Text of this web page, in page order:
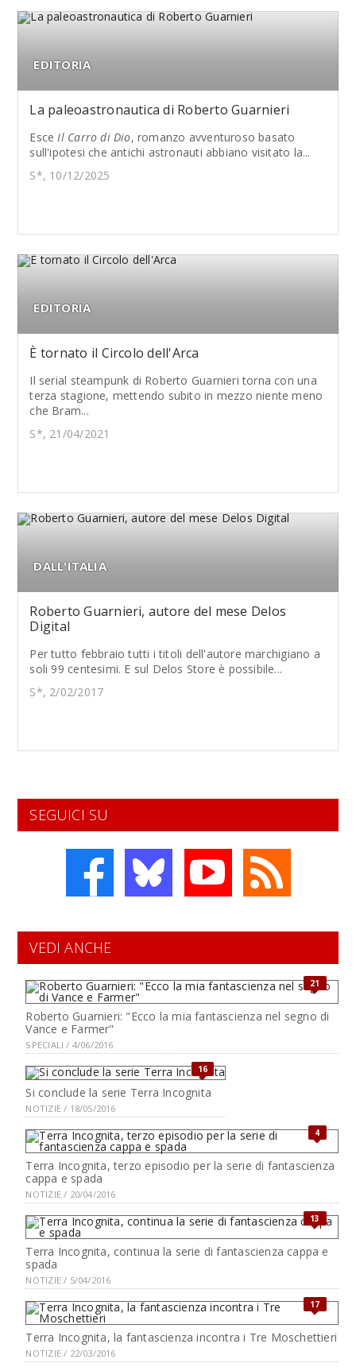
EDITORIA
La paleoastronautica di Roberto Guarnieri
EsceIl Carro di Dio, romanzo avventuroso basato
sull'ipotesi che antichi astronauti abbiano visitato la...
S*, 10/12/2025
EDITORIA
È tornato il Circolo dell'Arca
Il serial steampunk di Roberto Guarnieri torna con una
terza stagione, mettendo subito in mezzo niente meno
che Bram...
S*, 21/04/2021
DALL'ITALIA
Roberto Guarnieri, autore del mese Delos
Digital
Per tutto febbraio tutti i titoli dell'autore marchigiano a
soli 99 centesimi. E sul Delos Store è possibile...
S*, 2/02/2017
SEGUICI SU
VEDI ANCHE
21
Roberto Guarnieri: "Ecco la mia fantascienza nel segno di
Vance e Farmer"
SPECIALI / 4/06/2016
16
Si conclude la serie Terra Incognita
NOTIZIE / 18/05/2016
4
Terra Incognita, terzo episodio per la serie di fantascienza
cappa e spada
NOTIZIE / 20/04/2016
13
Terra Incognita, continua la serie di fantascienza cappa e
spada
NOTIZIE / 5/04/2016
17
Terra Incognita, la fantascienza incontra i Tre Moschettieri
NOTIZIE / 22/03/2016